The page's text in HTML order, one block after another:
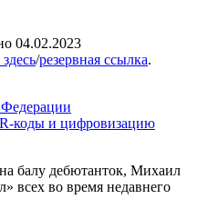
04.02.2023
/резервная ссылка.
коды и цифровизацию
балу дебютанток, Михаил
всех во время недавнего